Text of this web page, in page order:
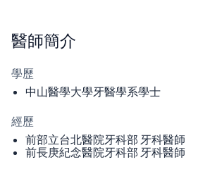
醫師簡介
學歷
中山醫學大學牙醫學系學士
經歷
前部立台北醫院牙科部 牙科醫師
前長庚紀念醫院牙科部 牙科醫師